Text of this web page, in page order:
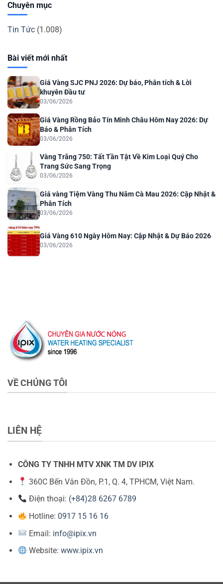
Chuyên mục
Tin Tức (1.008)
Bài viết mới nhất
Giá Vàng SJC PNJ 2026: Dự báo, Phân tích & Lời
khuyên Đầu tư
03/06/2026
Giá Vàng Rồng Bảo Tín Minh Châu Hôm Nay 2026: Dự
Báo & Phân Tích
03/06/2026
Vàng Trắng 750: Tất Tần Tật Về Kim Loại Quý Cho
Trang Sức Sang Trọng
03/06/2026
Giá vàng Tiệm Vàng Thu Năm Cà Mau 2026: Cập Nhật &
Phân Tích
03/06/2026
Giá Vàng 610 Ngày Hôm Nay: Cập Nhật & Dự Báo 2026
03/06/2026
VỀ CHÚNG TÔI
LIÊN HỆ
CÔNG TY TNHH MTV XNK TM DV IPIX
360C Bến Vân Đồn, P.1, Q. 4, TPHCM, Việt Nam.
Điện thoại: (+84)28 6267 6789
Hotline: 0917 15 16 16
Email: info@ipix.vn
Website:www.ipix.vn